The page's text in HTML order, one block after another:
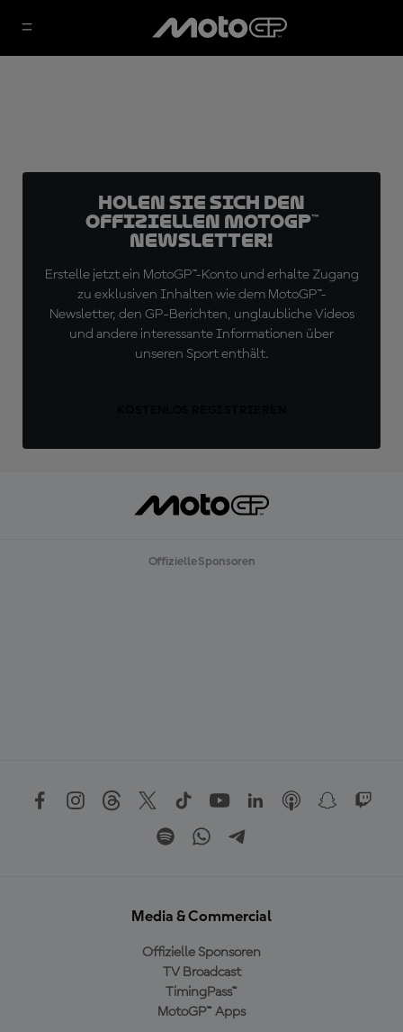
Holen Sie sich den
offiziellen MotoGP™
Newsletter!
Erstelle jetzt ein MotoGP™-Konto und erhalte Zugang
zu exklusiven Inhalten wie dem MotoGP™-
Newsletter, den GP-Berichten, unglaubliche Videos
und andere interessante Informationen über
unseren Sport enthält.
Offizielle Sponsoren
Media & Commercial
Offizielle Sponsoren
TV Broadcast
TimingPass™
MotoGP™ Apps